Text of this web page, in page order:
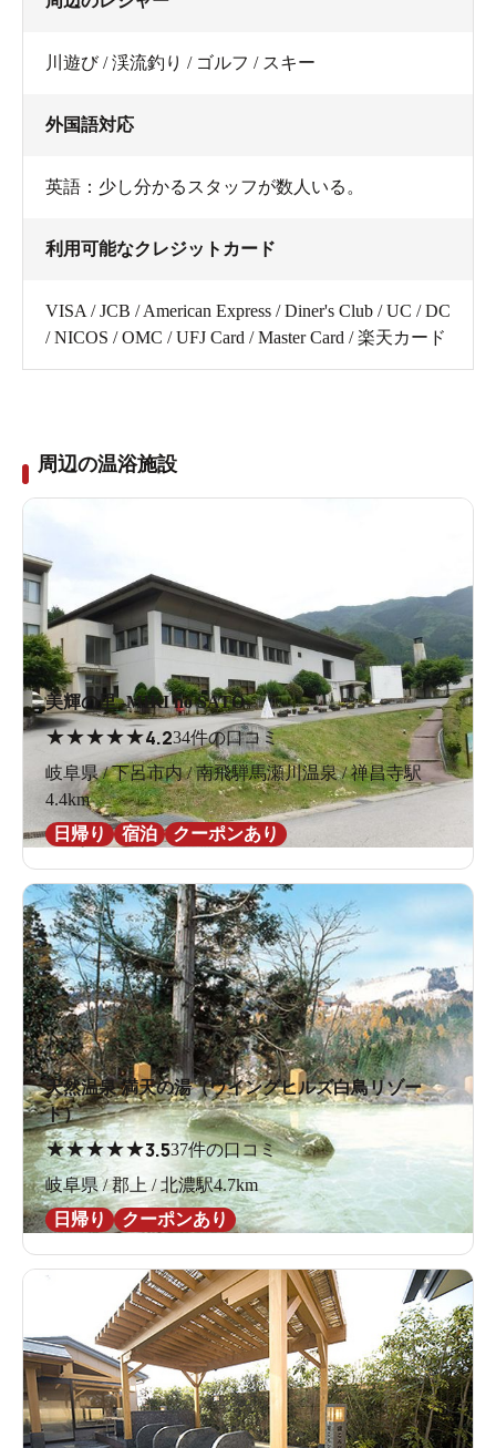
川遊び / 渓流釣り / ゴルフ / スキー
外国語対応
英語：少し分かるスタッフが数人いる。
利用可能なクレジットカード
VISA / JCB / American Express / Diner's Club / UC / DC
/ NICOS / OMC / UFJ Card / Master Card / 楽天カード
周辺の温浴施設
美輝の里 -MIKI no SATO-
★★★★★4.234件の口コミ
岐阜県 / 下呂市内 / 南飛騨馬瀬川温泉 / 禅昌寺駅
4.4km
日帰り
宿泊 クーポンあり
天然温泉 満天の湯（ウイングヒルズ白鳥リゾー
ト）
★★★★★3.537件の口コミ
岐阜県 / 郡上 / 北濃駅4.7km
日帰り
クーポンあり